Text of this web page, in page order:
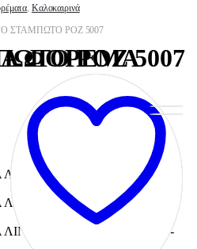
, Καλοκαιρινά
ΣΤΑΜΠΩΤΟ ΡΟΖ 5007
ΣΤΑΜΠΩΤΟ ΡΟΖ 5007